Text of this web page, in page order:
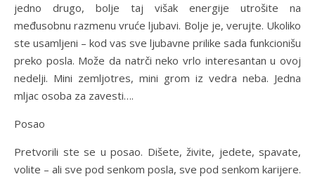
jedno drugo, bolje taj višak energije utrošite na
međusobnu razmenu vruće ljubavi. Bolje je, verujte. Ukoliko
ste usamljeni – kod vas sve ljubavne prilike sada funkcionišu
preko posla. Može da natrči neko vrlo interesantan u ovoj
nedelji. Mini zemljotres, mini grom iz vedra neba. Jedna
mljac osoba za zavesti….
Posao
Pretvorili ste se u posao. Dišete, živite, jedete, spavate,
volite – ali sve pod senkom posla, sve pod senkom karijere.